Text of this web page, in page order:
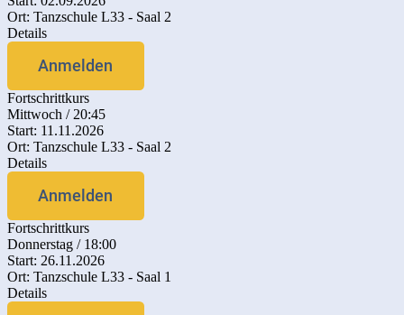
Ort: Tanzschule L33 - Saal 2
Details
Anmelden
Fortschrittkurs
Mittwoch / 20:45
Start: 11.11.2026
Ort: Tanzschule L33 - Saal 2
Details
Anmelden
Fortschrittkurs
Donnerstag / 18:00
Start: 26.11.2026
Ort: Tanzschule L33 - Saal 1
Details